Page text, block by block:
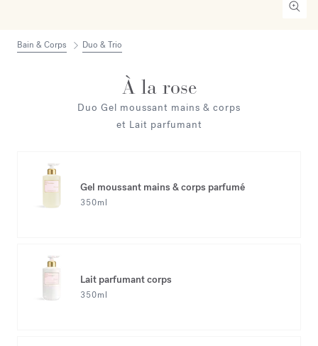
Bain & Corps Duo & Trio
À la rose
Duo Gel moussant mains & corps
et Lait parfumant
Gel moussant mains & corps parfumé
350ml
Lait parfumant corps
350ml